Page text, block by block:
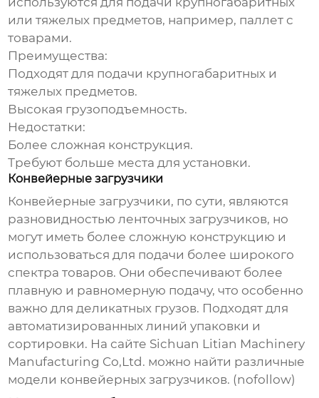
или тяжелых предметов, например, паллет с
товарами.
Преимущества:
Подходят для подачи крупногабаритных и
тяжелых предметов.
Высокая грузоподъемность.
Недостатки:
Более сложная конструкция.
Требуют больше места для установки.
Конвейерные загрузчики
Конвейерные загрузчики, по сути, являются
разновидностью ленточных загрузчиков, но
могут иметь более сложную конструкцию и
использоваться для подачи более широкого
спектра товаров. Они обеспечивают более
плавную и равномерную подачу, что особенно
важно для деликатных грузов. Подходят для
автоматизированных линий упаковки и
сортировки. На сайте Sichuan Litian Machinery
Manufacturing Co,Ltd. можно найти различные
модели конвейерных загрузчиков. (nofollow)